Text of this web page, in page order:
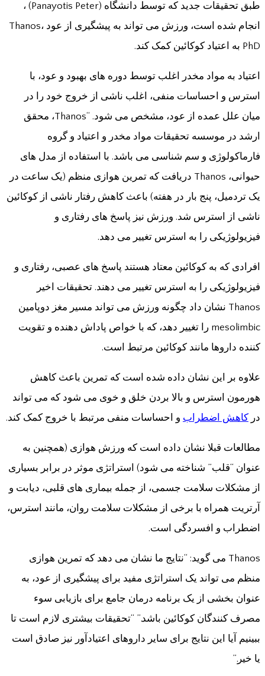
طبق تحقیقات جدید که توسط دانشگاه (Panayotis Peter) ،
انجام شده است، ورزش می تواند به پیشگیری از عود Thanos،
PhD به اعتیاد کوکائین کمک کند.
اعتیاد به مواد مخدر اغلب توسط دوره های بهبود و عود، با
استرس و احساسات منفی، اغلب ناشی از خروج خود را در
میان علل عمده از عود، مشخص می شود. “Thanos، محقق
ارشد در موسسه تحقیقات مواد مخدر و اعتیاد و گروه
فارماکولوژی و سم شناسی می باشد. با استفاده از مدل های
حیوانی، Thanos دریافت که تمرین هوازی منظم (یک ساعت در
یک تردمیل، پنج بار در هفته) باعث کاهش رفتار ناشی از کوکائین
ناشی از استرس شد. ورزش نیز پاسخ های رفتاری و
فیزیولوژیکی را به استرس تغییر می دهد.
افرادی که به کوکائین معتاد هستند پاسخ های عصبی، رفتاری و
فیزیولوژیکی را به استرس تغییر می دهند. تحقیقات اخیر
Thanos نشان داد چگونه ورزش می تواند مسیر مغز دوپامین
mesolimbic را تغییر دهد، که با خواص پاداش دهنده و تقویت
کننده داروها مانند کوکائین مرتبط است.
علاوه بر این نشان داده شده است که تمرین باعث کاهش
هورمون استرس و بالا بردن خلق و خوی می شود که می تواند
در کاهش اضطراب و احساسات منفی مرتبط با خروج کمک کند.
مطالعات قبلا نشان داده است که ورزش هوازی (همچنین به
عنوان “قلب” شناخته می شود) استراتژی موثر در برابر بسیاری
از مشکلات سلامت جسمی، از جمله بیماری های قلبی، دیابت و
آرتریت همراه با برخی از مشکلات سلامت روان، مانند استرس،
اضطراب و افسردگی است.
Thanos می گوید: “نتایج ما نشان می دهد که تمرین هوازی
منظم می تواند یک استراتژی مفید برای پیشگیری از عود، به
عنوان بخشی از یک برنامه درمان جامع برای بازیابی سوء
مصرف کنندگان کوکائین باشد.” “تحقیقات بیشتری لازم است تا
ببینیم آیا این نتایج برای سایر داروهای اعتیادآور نیز صادق است
یا خیر.”